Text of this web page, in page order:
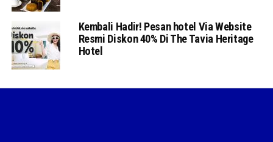
Kembali Hadir! Pesan hotel Via Website
Resmi Diskon 40% Di The Tavia Heritage
Hotel